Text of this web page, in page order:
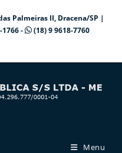
Palmeiras II, Dracena/SP |
1766 - (18) 9 9618-7760
Menu